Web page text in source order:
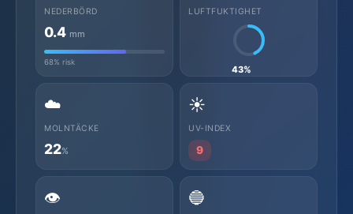
NEDERBÖRD
0.4 mm
68% risk
LUFTFUKTIGHET
43%
☁️
MOLNTÄCKE
22%
☀️
UV-INDEX
9
👁️ 🔵